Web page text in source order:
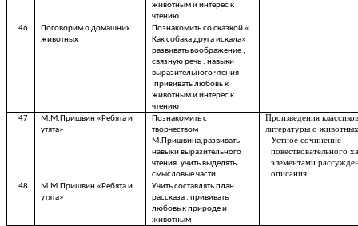
животным и интерес к
чтению.
46
Поговорим о домашних
животных
Познакомить со сказкой «
Как собака друга искала» .
развивать воображение ,
связную речь . навыки
выразительного чтения
.прививать любовь к
животным и интерес к
чтению
47
М.М.Пришвин «Ребята и
утята»
Познакомить с
творчеством
М.Пришвина,развивать
навыки выразительного
чтения .учить выделять
смысловые части
Произведения
литературы о
Устное сочинение
повествовательного
элементами
описания
48
М.М.Пришвин «Ребята и
утята»
Учить составлять план
рассказа . прививать
любовь к природе и
животным